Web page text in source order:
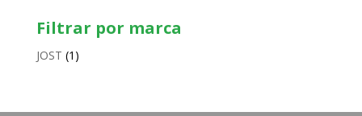
Filtrar por marca
JOST (1)